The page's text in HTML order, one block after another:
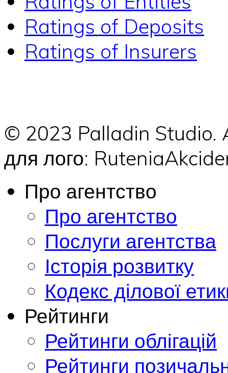
Ratings of Deposits
Ratings of Insurers
© 2023 Palladin
для лого:
Про агентство
Про агентство
Послуги агентства
Історія розвитку
Кодекс ділової
Рейтинги
Рейтинги облігацій
Рейтинги